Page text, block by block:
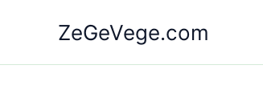
ZeGeVege.com